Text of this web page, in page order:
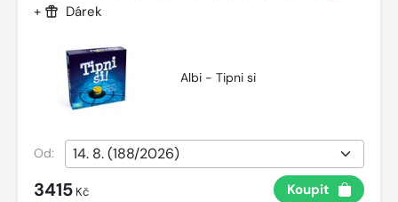
+ Dárek
Albi - Tipni si
Od:
3415 Kč Koupit